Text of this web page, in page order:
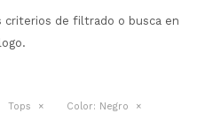
de filtrado o busca en
Tops Color: Negro